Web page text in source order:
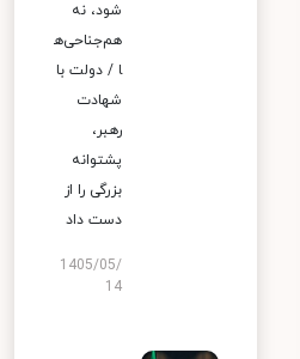
شود، نه
هم‌جناحی‌ه
ا / دولت با
شهادت
رهبر،
پشتوانه
بزرگی را از
دست داد
1405/05/
14